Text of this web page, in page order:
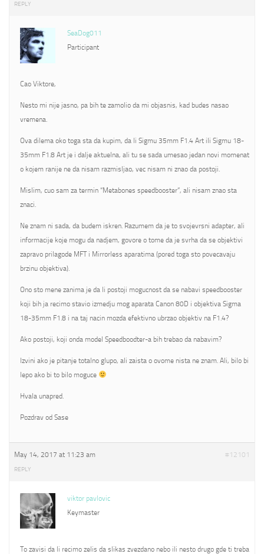
REPLY
SeaDog011
Participant
Cao Viktore,
Nesto mi nije jasno, pa bih te zamolio da mi objasnis, kad budes nasao
vremena.
Ova dilema oko toga sta da kupim, da li Sigmu 35mm F1.4 Art ili Sigmu 18-
35mm F1.8 Art je i dalje aktuelna, ali tu se sada umesao jedan novi momenat
o kojem ranije ne da nisam razmisljao, vec nisam ni znao da postoji.
Mislim, cuo sam za termin “Metabones speedbooster”, ali nisam znao sta
znaci.
Ne znam ni sada, da budem iskren. Razumem da je to svojevrsni adapter, ali
informacije koje mogu da nadjem, govore o tome da je svrha da se objektivi
zapravo prilagode MFT i Mirrorless aparatima (pored toga sto povecavaju
brzinu objektiva).
Ono sto mene zanima je da li postoji mogucnost da se nabavi speedbooster
koji bih ja recimo stavio izmedju mog aparata Canon 80D i objektiva Sigma
18-35mm F1.8 i na taj nacin mozda efektivno ubrzao objektiv na F1.4?
Ako postoji, koji onda model Speedboodter-a bih trebao da nabavim?
Izvini ako je pitanje totalno glupo, ali zaista o ovome nista ne znam. Ali, bilo bi
lepo ako bi to bilo moguce
Hvala unapred.
Pozdrav od Sase
May 14, 2017 at 11:23 am #12101
REPLY
viktor pavlovic
Keymaster
To zavisi da li recimo zelis da slikas zvezdano nebo ili nesto drugo gde ti treba